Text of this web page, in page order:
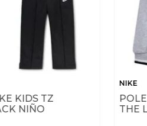
KIDS TZ
NIÑO
NIKE
THE